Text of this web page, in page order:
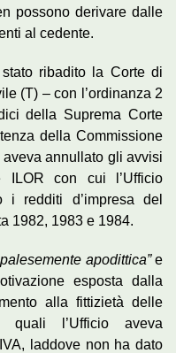
possono derivare dalle
al cedente.
ribadito la Corte di
(T) – con l’ordinanza 2
della Suprema Corte
della Commissione
annullato gli avvisi
ILOR con cui l’Ufficio
i redditi d’impresa del
1982, 1983 e 1984.
palesemente apodittica”e
esposta dalla
alla fittizietà delle
l’Ufficio aveva
laddove non ha dato